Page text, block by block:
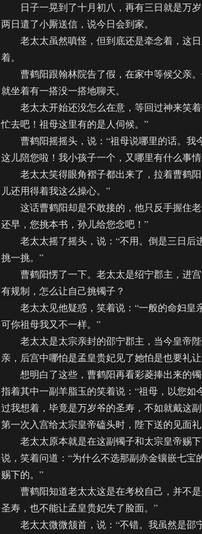
日子一晃到了十月初八，再有三日就是万岁
两日遣了小厮送信，说今日会到家。
老太太虽然嗔怪，但到底还是牵念着，这日
着。
曹鹤阳跟翰林院告了假，在家中等候父亲。
就坐着有一搭没一搭地聊天。
老太太开始还没怎么在意，等回过神来笑着
忙去吧！祖母这里有的是人伺候。”
曹鹤阳摇摇头，说：“祖母说哪里的话。我
这儿陪您啦！我小孩子一个，又哪里有什么事
老太太笑得眼角褶子都出来了，拉着曹鹤阳
儿还用得着我这么操心。”
这话曹鹤阳却是不敢接的，他只反手握住老
还早，您挑本书，孙儿给您念吧！”
老太太摇了摇头，说：“不用。倒是三日后
挑一挑。”
曹鹤阳愣了一下。老太太是绍宁郡主，进宫
有规制，怎么让自己挑镯子？
老太太见他疑惑，笑着说：“一般的命妇皇
可你祖母我又不一样。”
老太太是太宗亲封的邵宁郡主，当今皇帝陛
亲，后宫中哪怕是孟皇贵妃见了她怕是也要礼让
想明白了这些，曹鹤阳再看彩菱捧出来的镯
指着其中一副羊脂玉的笑着说：“祖母，以您如
过我想着，毕竟是万岁爷的圣寿，不如就戴这
第一次入宫给太宗皇帝磕头时，陛下送的见面
老太太原本就是在这副镯子和太宗皇帝赐下
说，笑着问道：“为什么不选那副赤金镶嵌七
赐下的。”
曹鹤阳知道老太太这是在考校自己，并不是
圣寿，也不能让孟皇贵妃失了脸面。”
老太太微微颔首，说：“不错。我虽然是邵